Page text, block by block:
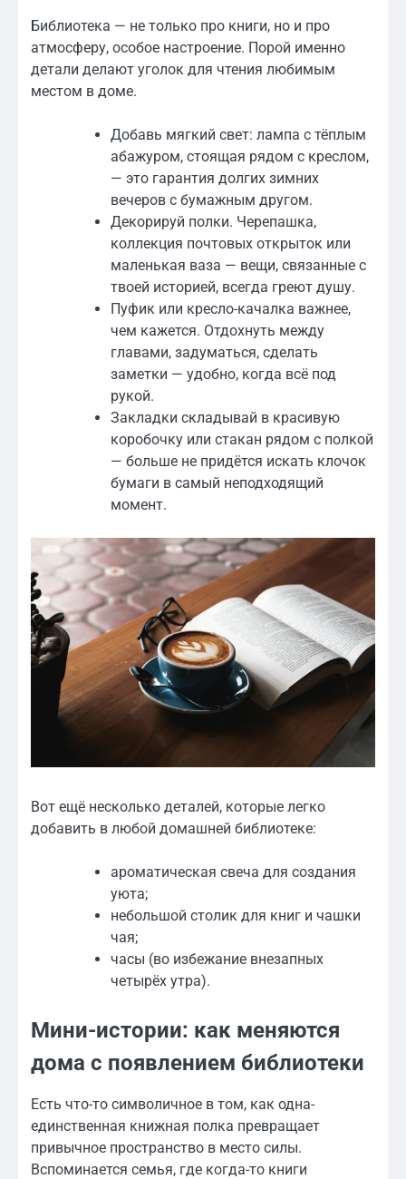
Библиотека — не только про книги, но и про
атмосферу, особое настроение. Порой именно
детали делают уголок для чтения любимым
местом в доме.
Добавь мягкий свет: лампа с тёплым
абажуром, стоящая рядом с креслом,
— это гарантия долгих зимних
вечеров с бумажным другом.
Декорируй полки. Черепашка,
коллекция почтовых открыток или
маленькая ваза — вещи, связанные с
твоей историей, всегда греют душу.
Пуфик или кресло-качалка важнее,
чем кажется. Отдохнуть между
главами, задуматься, сделать
заметки — удобно, когда всё под
рукой.
Закладки складывай в красивую
коробочку или стакан рядом с полкой
— больше не придётся искать клочок
бумаги в самый неподходящий
момент.
Вот ещё несколько деталей, которые легко
добавить в любой домашней библиотеке:
ароматическая свеча для создания
уюта;
небольшой столик для книг и чашки
чая;
часы (во избежание внезапных
четырёх утра).
Мини-истории: как меняются
дома с появлением библиотеки
Есть что-то символичное в том, как одна-
единственная книжная полка превращает
привычное пространство в место силы.
Вспоминается семья, где когда-то книги